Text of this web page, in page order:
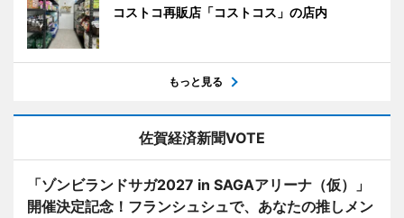
コストコ再販店「コストコス」の店内
もっと見る
佐賀経済新聞VOTE
「ゾンビランドサガ2027 in SAGAアリーナ（仮）」
開催決定記念！フランシュシュで、あなたの推しメン